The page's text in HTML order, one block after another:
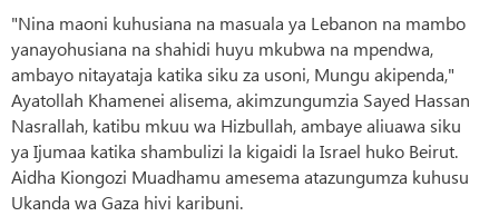
"Nina maoni kuhusiana na masuala ya Lebanon na mambo
yanayohusiana na shahidi huyu mkubwa na mpendwa,
ambayo nitayataja katika siku za usoni, Mungu akipenda,"
Ayatollah Khamenei alisema, akimzungumzia Sayed Hassan
Nasrallah, katibu mkuu wa Hizbullah, ambaye aliuawa siku
ya Ijumaa katika shambulizi la kigaidi la Israel huko Beirut.
Aidha Kiongozi Muadhamu amesema atazungumza kuhusu
Ukanda wa Gaza hivi karibuni.